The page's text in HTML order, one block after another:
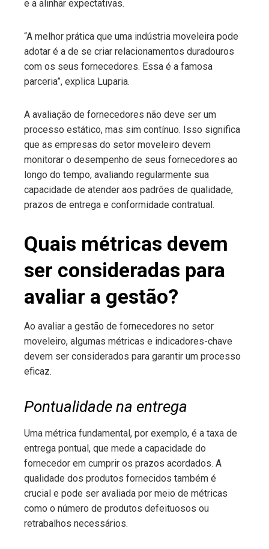
e a alinhar expectativas.
“A melhor prática que uma indústria moveleira pode
adotar é a de se criar relacionamentos duradouros
com os seus fornecedores. Essa é a famosa
parceria”, explica Luparia.
A avaliação de fornecedores não deve ser um
processo estático, mas sim contínuo. Isso significa
que as empresas do setor moveleiro devem
monitorar o desempenho de seus fornecedores ao
longo do tempo, avaliando regularmente sua
capacidade de atender aos padrões de qualidade,
prazos de entrega e conformidade contratual.
Quais métricas devem
ser consideradas para
avaliar a gestão?
Ao avaliar a gestão de fornecedores no setor
moveleiro, algumas métricas e indicadores-chave
devem ser considerados para garantir um processo
eficaz.
Pontualidade na entrega
Uma métrica fundamental, por exemplo, é a taxa de
entrega pontual, que mede a capacidade do
fornecedor em cumprir os prazos acordados. A
qualidade dos produtos fornecidos também é
crucial e pode ser avaliada por meio de métricas
como o número de produtos defeituosos ou
retrabalhos necessários.